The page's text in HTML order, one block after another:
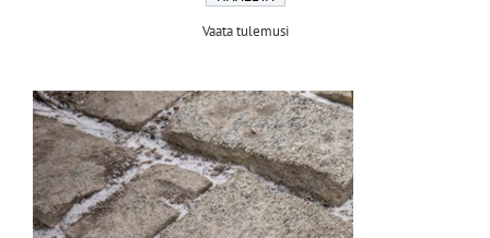
Vaata tulemusi